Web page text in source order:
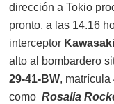
dirección a Tokio
pronto, a las 14.16
interceptor
alto al bombardero
29-41-BW, matrícula
como Rosalía